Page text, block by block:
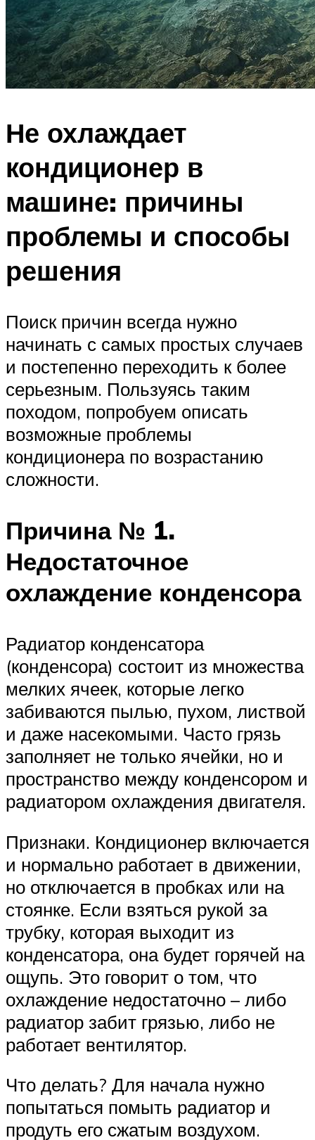
Не охлаждает
кондиционер в
машине: причины
проблемы и способы
решения
Поиск причин всегда нужно
начинать с самых простых случаев
и постепенно переходить к более
серьезным. Пользуясь таким
походом, попробуем описать
возможные проблемы
кондиционера по возрастанию
сложности.
Причина № 1.
Недостаточное
охлаждение конденсора
Радиатор конденсатора
(конденсора) состоит из множества
мелких ячеек, которые легко
забиваются пылью, пухом, листвой
и даже насекомыми. Часто грязь
заполняет не только ячейки, но и
пространство между конденсором и
радиатором охлаждения двигателя.
Признаки. Кондиционер включается
и нормально работает в движении,
но отключается в пробках или на
стоянке. Если взяться рукой за
трубку, которая выходит из
конденсатора, она будет горячей на
ощупь. Это говорит о том, что
охлаждение недостаточно – либо
радиатор забит грязью, либо не
работает вентилятор.
Что делать? Для начала нужно
попытаться помыть радиатор и
продуть его сжатым воздухом.